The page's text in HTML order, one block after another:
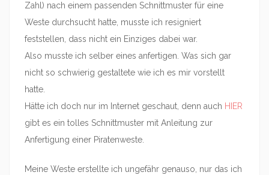
Zahl) nach einem passenden Schnittmuster für eine
Weste durchsucht hatte, musste ich resigniert
feststellen, dass nicht ein Einziges dabei war.
Also musste ich selber eines anfertigen. Was sich gar
nicht so schwierig gestaltete wie ich es mir vorstellt
hatte.
Hätte ich doch nur im Internet geschaut, denn auch HIER
gibt es ein tolles Schnittmuster mit Anleitung zur
Anfertigung einer Piratenweste.
Meine Weste erstellte ich ungefähr genauso, nur das ich